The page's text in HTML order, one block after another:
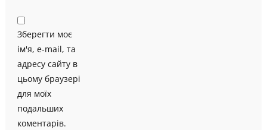
Зберегти моє
ім'я, e-mail, та
адресу сайту в
цьому браузері
для моїх
подальших
коментарів.